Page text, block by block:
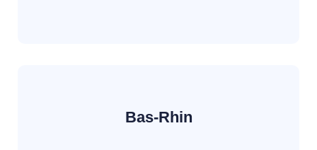
Bas-Rhin